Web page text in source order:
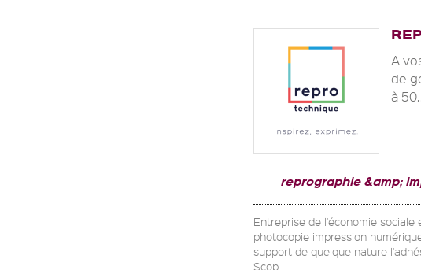
A
de
à
reprographie &amp;
Entreprise de l'économie
photocopie impression
support de quelque nature
Scop